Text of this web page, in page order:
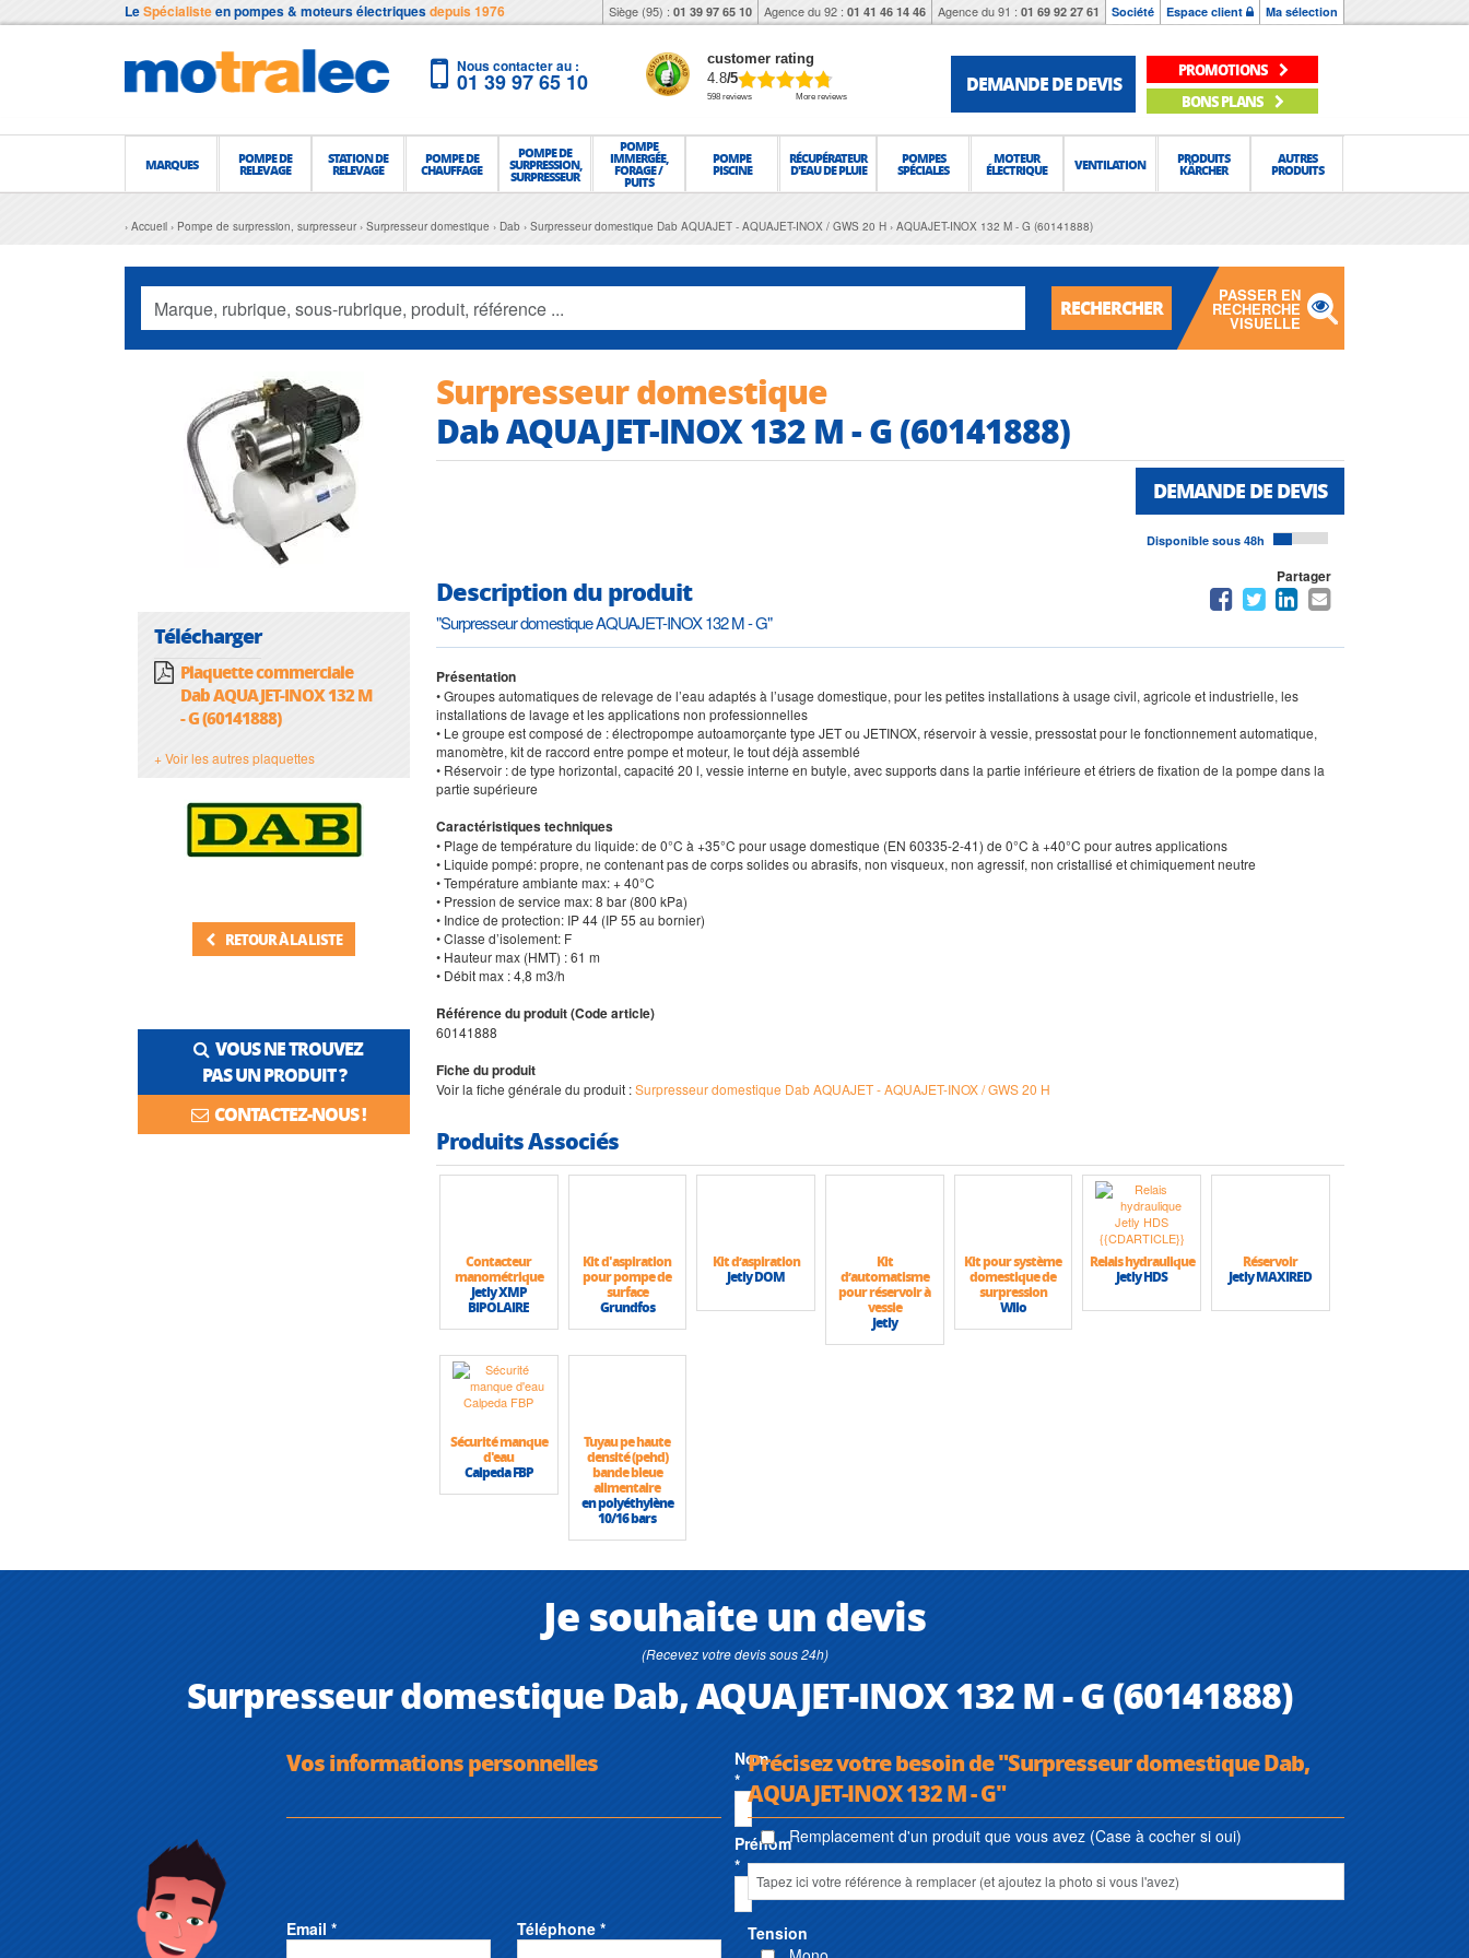
LeSpécialisteen pompes & moteurs électriquesdepuis 1976 Siège (95) : 01 39 97 65 10 Agence du 92 : 01 41 46 14 46 Agence du 91 : 01 69 92 27 61 Société Espace client Ma sélection
Nous contacter au :
01 39 97 65 10
customer rating
4.8/5
598 reviews More reviews
DEMANDE DE DEVIS
PROMOTIONS
BONS PLANS
MARQUES POMPE DE
RELEVAGE
STATION DE
RELEVAGE
POMPE DE
CHAUFFAGE
POMPE DE
SURPRESSION,
SURPRESSEUR
POMPE
IMMERGÉE,
FORAGE /
PUITS
POMPE
PISCINE
RÉCUPÉRATEUR
D'EAU DE PLUIE
POMPES
SPÉCIALES
MOTEUR
ÉLECTRIQUE VENTILATION PRODUITS
KÄRCHER
AUTRES
PRODUITS
Accueil Pompe de surpression, surpresseur Surpresseur domestique Dab Surpresseur domestique Dab AQUAJET - AQUAJET-INOX / GWS 20 H AQUAJET-INOX 132 M - G (60141888)
RECHERCHER
PASSER EN
RECHERCHE
VISUELLE
Télécharger
Plaquette commerciale
Dab AQUAJET-INOX 132 M
- G (60141888)
+ Voir les autres plaquettes
RETOUR À LA LISTE
VOUS NE TROUVEZ
PAS UN PRODUIT ?
CONTACTEZ-NOUS !
Surpresseur domestique
Dab AQUAJET-INOX 132 M - G (60141888)
DEMANDE DE DEVIS
Disponible sous 48h
Description du produit
"Surpresseur domestique AQUAJET-INOX 132 M - G"
Partager
Présentation
• Groupes automatiques de relevage de l’eau adaptés à l’usage domestique, pour les petites installations à usage civil, agricole et industrielle, les
installations de lavage et les applications non professionnelles
• Le groupe est composé de : électropompe autoamorçante type JET ou JETINOX, réservoir à vessie, pressostat pour le fonctionnement automatique,
manomètre, kit de raccord entre pompe et moteur, le tout déjà assemblé
• Réservoir : de type horizontal, capacité 20 l, vessie interne en butyle, avec supports dans la partie inférieure et étriers de fixation de la pompe dans la
partie supérieure
Caractéristiques techniques
• Plage de température du liquide: de 0°C à +35°C pour usage domestique (EN 60335-2-41) de 0°C à +40°C pour autres applications
• Liquide pompé: propre, ne contenant pas de corps solides ou abrasifs, non visqueux, non agressif, non cristallisé et chimiquement neutre
• Température ambiante max: + 40°C
• Pression de service max: 8 bar (800 kPa)
• Indice de protection: IP 44 (IP 55 au bornier)
• Classe d’isolement: F
• Hauteur max (HMT) : 61 m
• Débit max : 4,8 m3/h
Référence du produit (Code article)
60141888
Fiche du produit
Voir la fiche générale du produit :Surpresseur domestique Dab AQUAJET - AQUAJET-INOX / GWS 20 H
Produits Associés
Contacteur
manométrique
Jetly XMP
BIPOLAIRE
Kit d'aspiration
pour pompe de
surface
Grundfos
Kit d’aspiration
Jetly DOM
Kit
d’automatisme
pour réservoir à
vessie
Jetly
Kit pour système
domestique de
surpression
Wilo
Relais hydraulique
Jetly HDS
Réservoir
Jetly MAXIRED
Sécurité manque
d'eau
Calpeda FBP
Tuyau pe haute
densité (pehd)
bande bleue
alimentaire
en polyéthylène
10/16 bars
Je souhaite un devis
(Recevez votre devis sous 24h)
Surpresseur domestique Dab, AQUAJET-INOX 132 M - G (60141888)
Vos informations personnelles
Nom
*
Prénom
*
Email * Téléphone *
Précisez votre besoin de "Surpresseur domestique Dab,
AQUAJET-INOX 132 M - G"
Remplacement d'un produit que vous avez (Case à cocher si oui)
Tension